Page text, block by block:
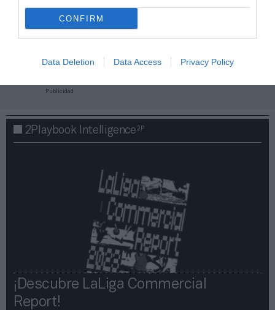
CONFIRM
Data Deletion Data Access Privacy Policy
¡Haz click aquí y accede sin límites a contenidos
Publicidad
2Playbook Intelligence2P
¡Descubre LaLiga Commercial
Report!​​